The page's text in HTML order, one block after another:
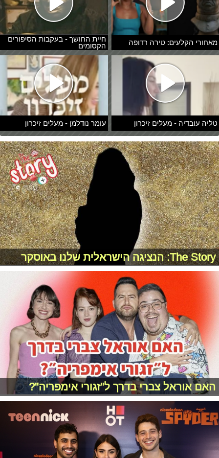
מאחורי הקלעים: טירה רדופה
חיית החושך - בעקבות הסיפורים
הקסומים
טליה עובדיה - מעלים זיכרון עומר נודלמן - מעלים זיכרון
The Story: הנציגה הישראלית שלנו באוסקר
האם אוראל צברי בדרך ל"זגורי אימפריה"?